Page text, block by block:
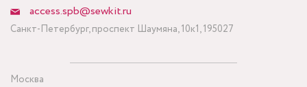
access.spb@sewkit.ru
Санкт-Петербург, проспект Шаумяна, 10к1, 195027
Москва